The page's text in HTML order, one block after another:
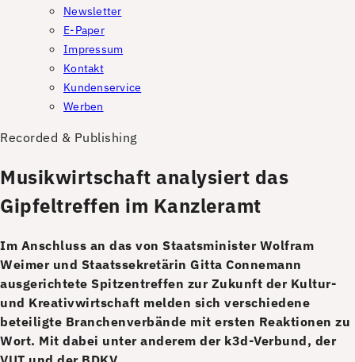
Newsletter
E-Paper
Impressum
Kontakt
Kundenservice
Werben
Recorded & Publishing
Musikwirtschaft analysiert das
Gipfeltreffen im Kanzleramt
Im Anschluss an das von Staatsminister Wolfram
Weimer und Staatssekretärin Gitta Connemann
ausgerichtete Spitzentreffen zur Zukunft der Kultur-
und Kreativwirtschaft melden sich verschiedene
beteiligte Branchenverbände mit ersten Reaktionen zu
Wort. Mit dabei unter anderem der k3d-Verbund, der